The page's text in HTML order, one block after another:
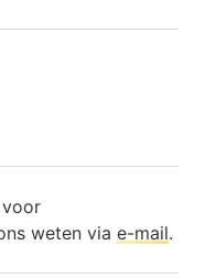
weten via e-mail.